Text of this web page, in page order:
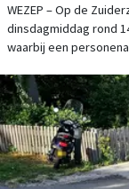
WEZEP – Op de
dinsdagmiddag rond
waarbij een